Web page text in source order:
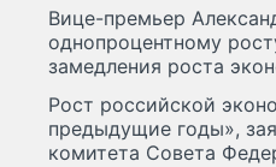
Вице-премьер
однопроцентному
замедления роста
Рост российской
предыдущие годы»,
комитета Совета